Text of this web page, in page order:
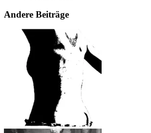
Andere Beiträge